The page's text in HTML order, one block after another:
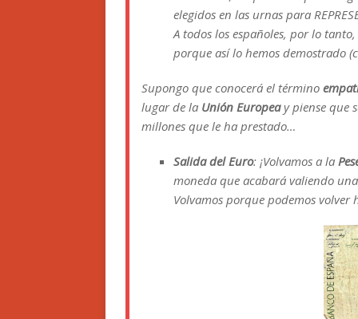
elegidos en las urnas para
A todos los españoles, por lo
porque así lo hemos demostrado
Supongo que conocerá el término
lugar de la Unión Europeay piense que
millones que le ha prestado…
Salida del Euro: ¡Volvamos a la
moneda que acabará valiendo
Volvamos porque podemos volver